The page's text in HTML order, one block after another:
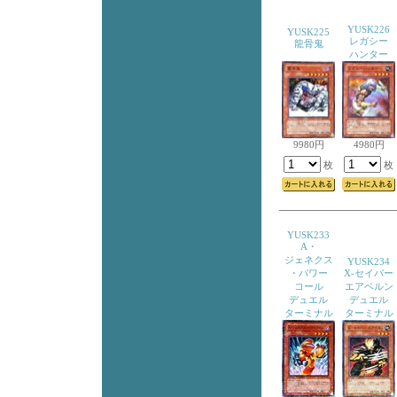
YUSK225
龍骨鬼
9980円
枚
YUSK226
レガシー
ハンター
4980円
枚
YUSK233
A・
ジェネクス
・パワー
コール
デュエル
ターミナル
YUSK234
X-セイバー
エアベルン
デュエル
ターミナル